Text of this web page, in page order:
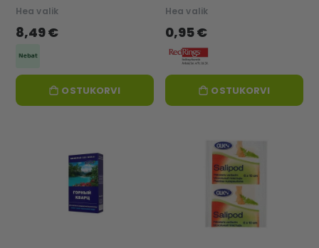
Hea valik
8,49 €
OSTUKORVI
Hea valik
0,95 €
OSTUKORVI